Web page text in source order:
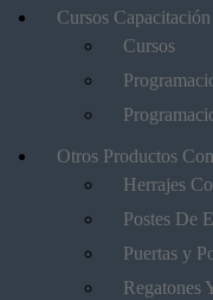
Cursos
Cursos
Otros Productos
Herrajes
Postes De
Puertas y
Regatones